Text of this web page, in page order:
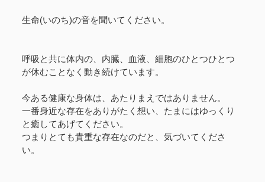
生命(いのち)の音を聞いてください。
呼吸と共に体内の、内臓、血液、細胞のひとつひとつ
が休むことなく動き続けています。
今ある健康な身体は、あたりまえではありません。
一番身近な存在をありがたく想い、たまにはゆっくり
と癒してあげてください。
つまりとても貴重な存在なのだと、気づいてくださ
い。